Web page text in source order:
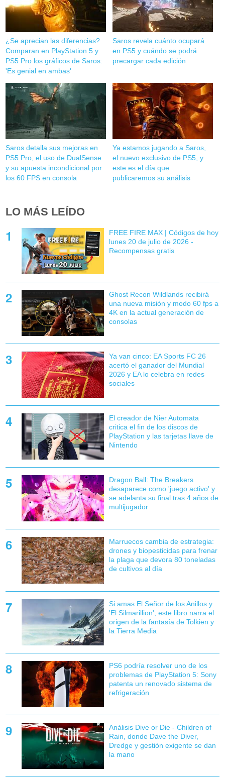
¿Se aprecian las diferencias?
Comparan en PlayStation 5 y
PS5 Pro los gráficos de Saros:
'Es genial en ambas'
Saros revela cuánto ocupará
en PS5 y cuándo se podrá
precargar cada edición
Saros detalla sus mejoras en
PS5 Pro, el uso de DualSense
y su apuesta incondicional por
los 60 FPS en consola
Ya estamos jugando a Saros,
el nuevo exclusivo de PS5, y
este es el día que
publicaremos su análisis
LO MÁS LEÍDO
FREE FIRE MAX | Códigos de hoy
lunes 20 de julio de 2026 -
Recompensas gratis
Ghost Recon Wildlands recibirá
una nueva misión y modo 60 fps a
4K en la actual generación de
consolas
Ya van cinco: EA Sports FC 26
acertó el ganador del Mundial
2026 y EA lo celebra en redes
sociales
El creador de Nier Automata
critica el fin de los discos de
PlayStation y las tarjetas llave de
Nintendo
Dragon Ball: The Breakers
desaparece como 'juego activo' y
se adelanta su final tras 4 años de
multijugador
Marruecos cambia de estrategia:
drones y biopesticidas para frenar
la plaga que devora 80 toneladas
de cultivos al día
Si amas El Señor de los Anillos y
'El Silmarillion', este libro narra el
origen de la fantasía de Tolkien y
la Tierra Media
PS6 podría resolver uno de los
problemas de PlayStation 5: Sony
patenta un renovado sistema de
refrigeración
Análisis Dive or Die - Children of
Rain, donde Dave the Diver,
Dredge y gestión exigente se dan
la mano